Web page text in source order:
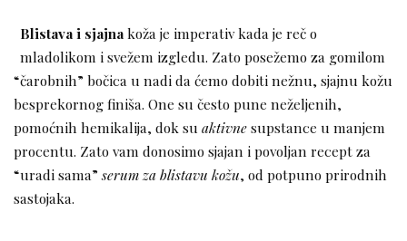
Blistava i sjajnakoža je imperativ kada je reč o
mladolikom i svežem izgledu. Zato posežemo za gomilom
“čarobnih” bočica u nadi da ćemo dobiti nežnu, sjajnu kožu
besprekornog finiša. One su često pune neželjenih,
pomoćnih hemikalija, dok su aktivnesupstance u manjem
procentu. Zato vam donosimo sjajan i povoljan recept za
“uradi sama”serum za blistavu kožu, od potpuno prirodnih
sastojaka.